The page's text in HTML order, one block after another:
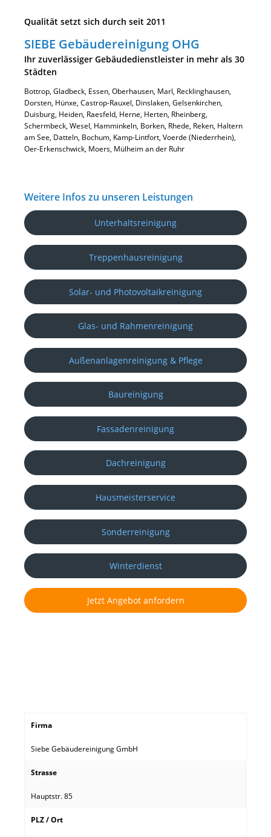
Qualität setzt sich durch seit 2011
SIEBE Gebäudereinigung OHG
Ihr zuverlässiger Gebäudedienstleister in mehr als 30
Städten
Bottrop, Gladbeck, Essen, Oberhausen, Marl, Recklinghausen,
Dorsten, Hünxe, Castrop-Rauxel, Dinslaken, Gelsenkirchen,
Duisburg, Heiden, Raesfeld, Herne, Herten, Rheinberg,
Schermbeck, Wesel, Hamminkeln, Borken, Rhede, Reken, Haltern
am See, Datteln, Bochum, Kamp-Lintfort, Voerde (Niederrhein),
Oer-Erkenschwick, Moers, Mülheim an der Ruhr
Weitere Infos zu unseren Leistungen
Unterhaltsreinigung
Treppenhausreinigung
Solar- und Photovoltaikreinigung
Glas- und Rahmenreinigung
Außenanlagenreinigung & Pflege
Baureinigung
Fassadenreinigung
Dachreinigung
Hausmeisterservice
Sonderreinigung
Winterdienst
Jetzt Angebot anfordern
Firma
Siebe Gebäudereinigung GmbH
Strasse
Hauptstr. 85
PLZ / Ort